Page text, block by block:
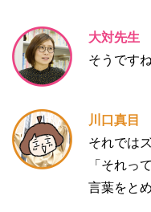
大対先生
そうです
川口真目
それでは
「それっ
言葉をと